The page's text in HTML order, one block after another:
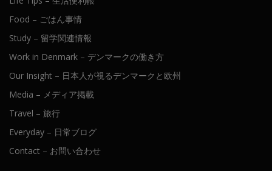
Food – ごはん事情
Study – 留学関連情報
Work in Denmark – デンマークの働き方
Our Insight – 日本人が視るデンマークと欧州
Media – メディア掲載
Travel – 旅行
Everyday – 日常ブログ
Contact – お問い合わせ